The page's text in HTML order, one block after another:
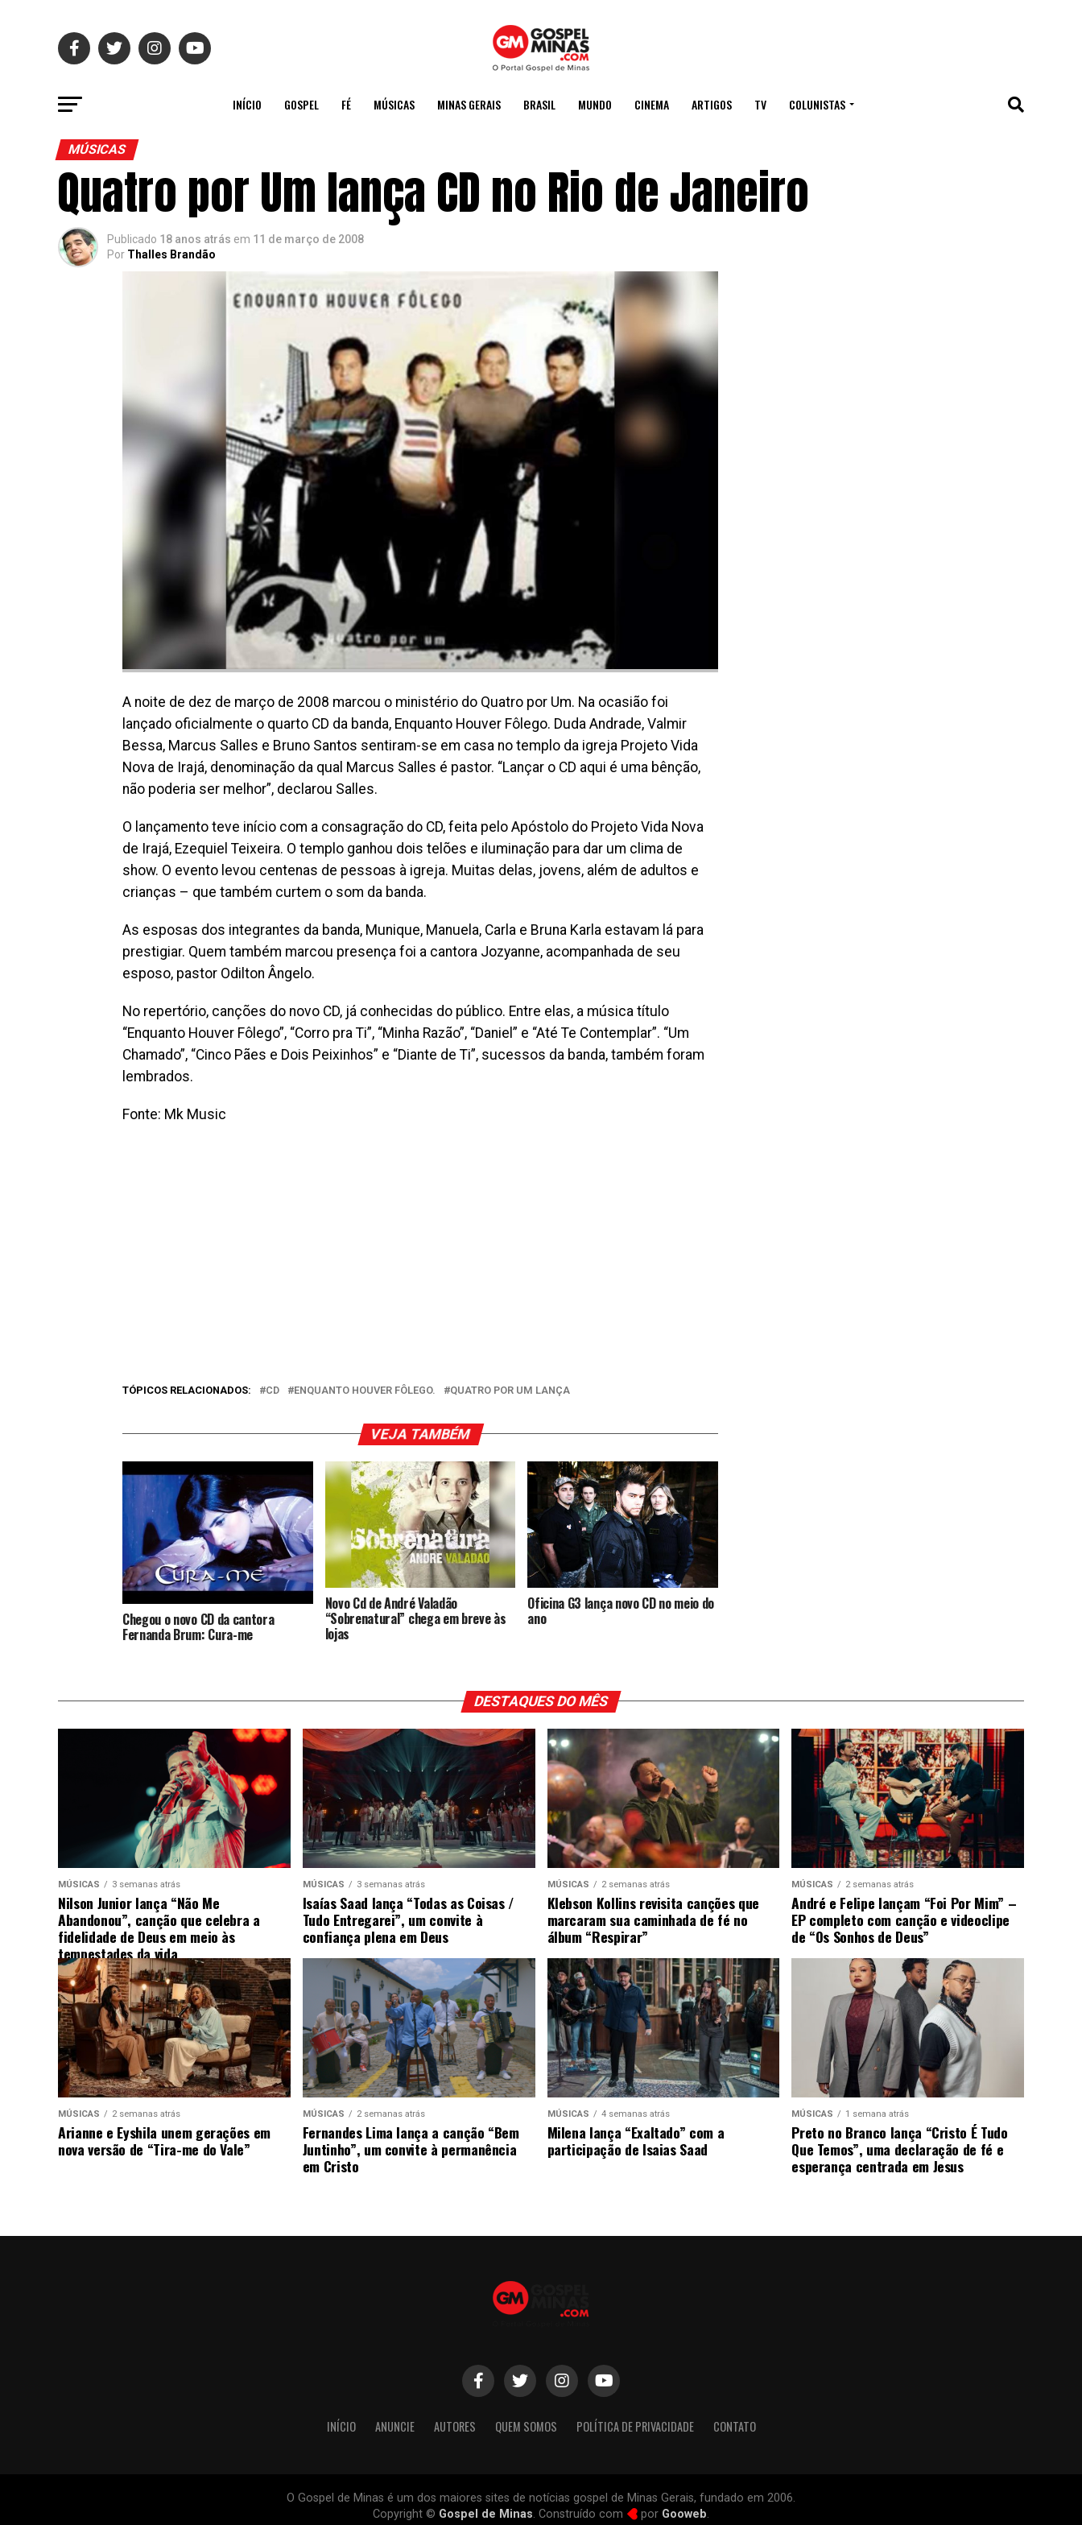
INÍCIO GOSPEL FÉ MÚSICAS MINAS GERAIS BRASIL MUNDO CINEMA ARTIGOS TV COLUNISTAS
MÚSICAS
Quatro por Um lança CD no Rio de Janeiro
Publicado 18 anos atrás em 11 de março de 2008
Por Thalles Brandão
A noite de dez de março de 2008 marcou o ministério do Quatro por Um. Na ocasião foi
lançado oficialmente o quarto CD da banda, Enquanto Houver Fôlego. Duda Andrade, Valmir
Bessa, Marcus Salles e Bruno Santos sentiram-se em casa no templo da igreja Projeto Vida
Nova de Irajá, denominação da qual Marcus Salles é pastor. “Lançar o CD aqui é uma bênção,
não poderia ser melhor”, declarou Salles.
O lançamento teve início com a consagração do CD, feita pelo Apóstolo do Projeto Vida Nova
de Irajá, Ezequiel Teixeira. O templo ganhou dois telões e iluminação para dar um clima de
show. O evento levou centenas de pessoas à igreja. Muitas delas, jovens, além de adultos e
crianças – que também curtem o som da banda.
As esposas dos integrantes da banda, Munique, Manuela, Carla e Bruna Karla estavam lá para
prestigiar. Quem também marcou presença foi a cantora Jozyanne, acompanhada de seu
esposo, pastor Odilton Ângelo.
No repertório, canções do novo CD, já conhecidas do público. Entre elas, a música título
“Enquanto Houver Fôlego”, “Corro pra Ti”, “Minha Razão”, “Daniel” e “Até Te Contemplar”. “Um
Chamado”, “Cinco Pães e Dois Peixinhos” e “Diante de Ti”, sucessos da banda, também foram
lembrados.
Fonte: Mk Music
TÓPICOS RELACIONADOS: CD ENQUANTO HOUVER FÔLEGO. QUATRO POR UM LANÇA
VEJA TAMBÉM
Chegou o novo CD da cantora
Fernanda Brum: Cura-me
Novo Cd de André Valadão
“Sobrenatural” chega em breve às
lojas
Oficina G3 lança novo CD no meio do
ano
DESTAQUES DO MÊS
MÚSICAS 3 semanas atrás
Nilson Junior lança “Não Me
Abandonou”, canção que celebra a
fidelidade de Deus em meio às
tempestades da vida
MÚSICAS 3 semanas atrás
Isaías Saad lança “Todas as Coisas /
Tudo Entregarei”, um convite à
confiança plena em Deus
MÚSICAS 2 semanas atrás
Klebson Kollins revisita canções que
marcaram sua caminhada de fé no
álbum “Respirar”
MÚSICAS 2 semanas atrás
André e Felipe lançam “Foi Por Mim” –
EP completo com canção e videoclipe
de “Os Sonhos de Deus”
MÚSICAS 2 semanas atrás
Arianne e Eyshila unem gerações em
nova versão de “Tira-me do Vale”
MÚSICAS 2 semanas atrás
Fernandes Lima lança a canção “Bem
Juntinho”, um convite à permanência
em Cristo
MÚSICAS 4 semanas atrás
Milena lança “Exaltado” com a
participação de Isaias Saad
MÚSICAS 1 semana atrás
Preto no Branco lança “Cristo É Tudo
Que Temos”, uma declaração de fé e
esperança centrada em Jesus
INÍCIO ANUNCIE AUTORES QUEM SOMOS POLÍTICA DE PRIVACIDADE CONTATO
O Gospel de Minas é um dos maiores sites de notícias gospel de Minas Gerais, fundado em 2006.
Copyright © Gospel de Minas. Construído com por Gooweb.